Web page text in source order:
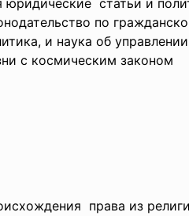
юридические статьи и
по
и наука об
с космическим законом
права из